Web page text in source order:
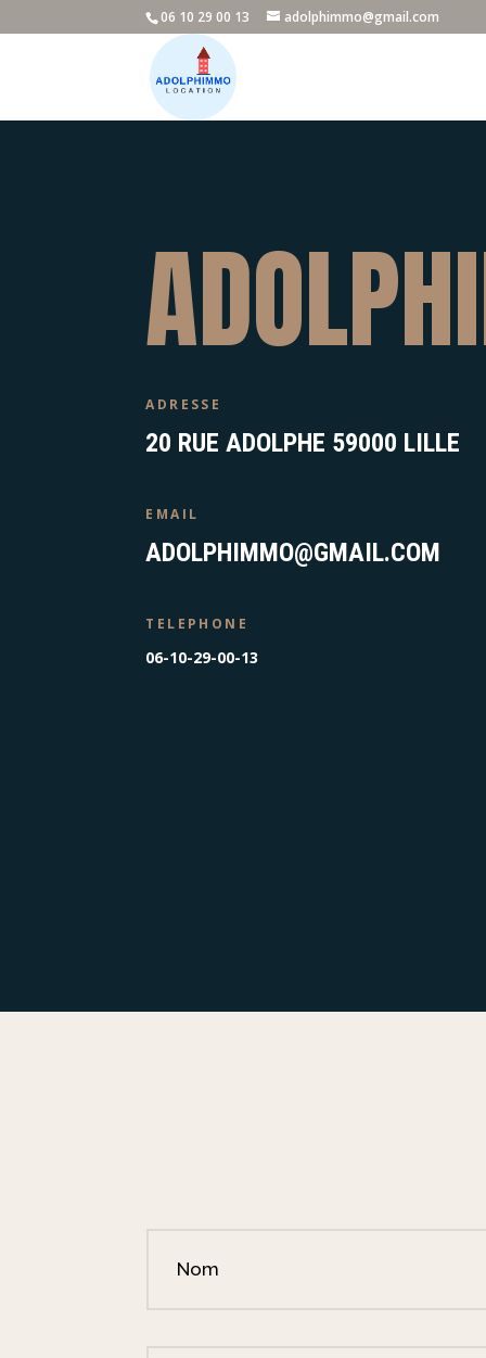
06 10 29 00 13 adolphimmo@gmail.com
ADRESSE
20 RUE ADOLPHE 59000 LILLE
EMAIL
ADOLPHIMMO@GMAIL.COM
TELEPHONE
06-10-29-00-13